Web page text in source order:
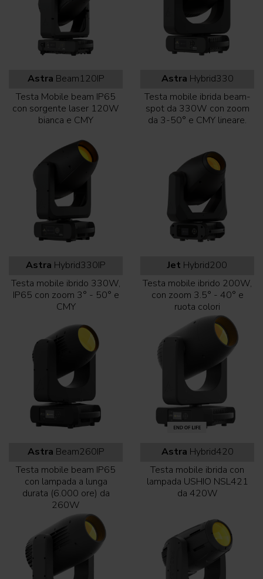
Astra Beam120IP
Testa Mobile beam IP65
con sorgente laser 120W
bianca e CMY
Astra Hybrid330
Testa mobile ibrida beam-
spot da 330W con zoom
da 3-50° e CMY lineare.
Astra Hybrid330IP
Testa mobile ibrido 330W,
IP65 con zoom 3° - 50° e
CMY
Jet Hybrid200
Testa mobile ibrido 200W,
con zoom 3.5° - 40° e
ruota colori
Astra Beam260IP
Testa mobile beam IP65
con lampada a lunga
durata (6.000 ore) da
260W
Astra Hybrid420
Testa mobile ibrida con
lampada USHIO NSL421
da 420W